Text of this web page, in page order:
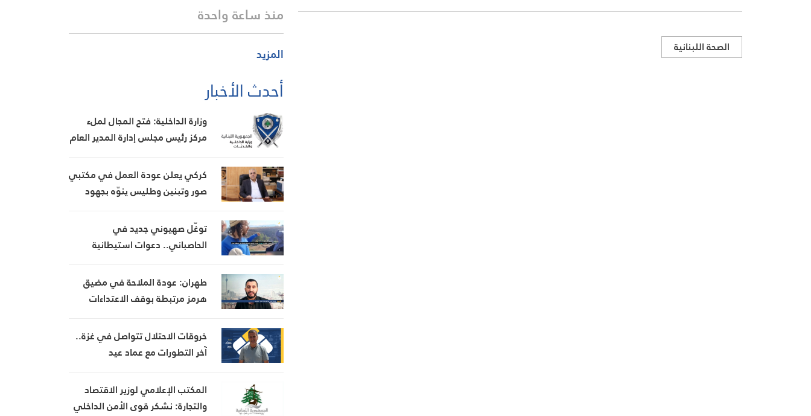
الصحة اللبنانية
منذ ساعة واحدة
المزيد
أحدث الأخبار
وزارة الداخلية: فتح المجال لملء
مركز رئيس مجلس إدارة المدير العام
والمركبات
كركي يعلن عودة العمل في مكتبي
صور وتبنين وطليس ينوّه بجهود
توغّل صهيوني جديد في
الحاصباني.. دعوات استيطانية
طهران: عودة الملاحة في مضيق
هرمز مرتبطة بوقف الاعتداءات
خروقات الاحتلال تتواصل في غزة..
آخر التطورات مع عماد عيد
المكتب الإعلامي لوزير الاقتصاد
والتجارة: نشكر قوى الأمن الداخلي